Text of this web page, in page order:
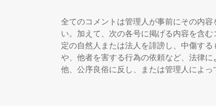
全てのコメントは管理人が事前にその内
い。加えて、次の各号に掲げる内容を含
定の自然人または法人を誹謗し、中傷す
や、他者を害する行為の依頼など、法律
他、公序良俗に反し、または管理人によっ